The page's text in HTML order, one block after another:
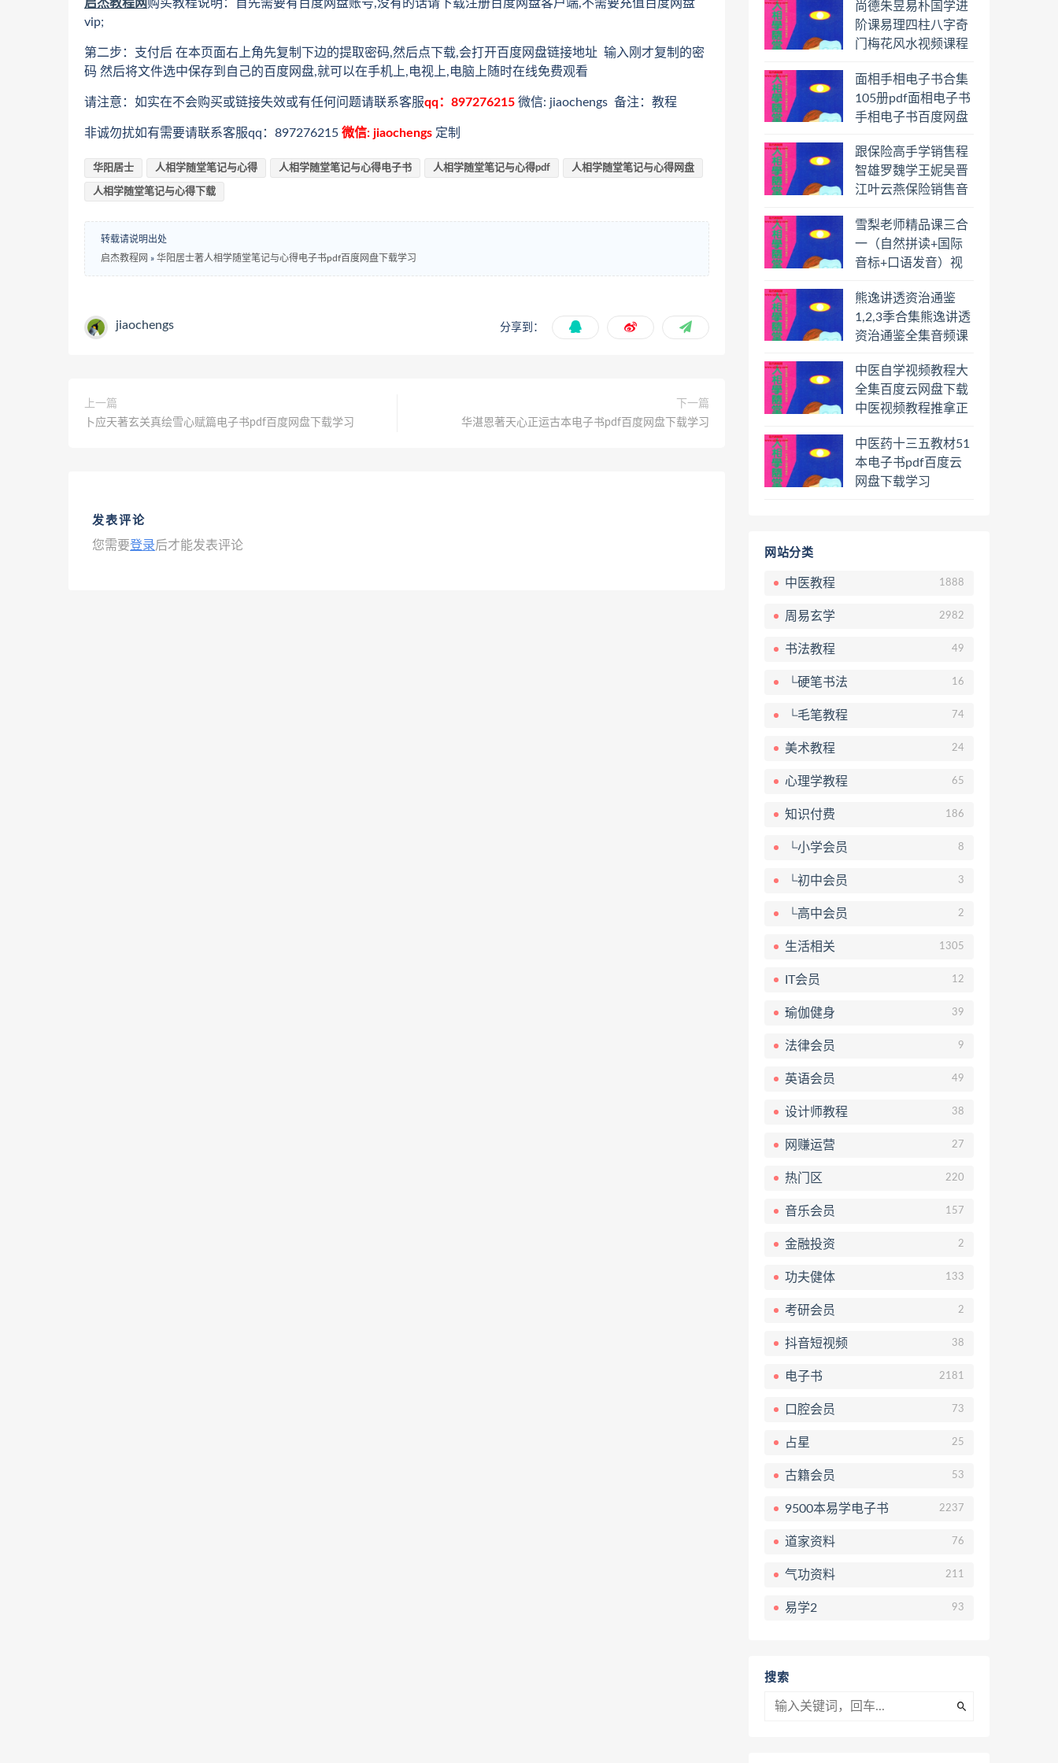
启杰教程网购买教程说明：首先需要有百度网盘账号,没有的话请下载注册百度网盘客户端,不需要充值百度网盘
vip;
第二步：支付后 在本页面右上角先复制下边的提取密码,然后点下载,会打开百度网盘链接地址 输入刚才复制的密
码 然后将文件选中保存到自己的百度网盘,就可以在手机上,电视上,电脑上随时在线免费观看
请注意：如实在不会购买或链接失效或有任何问题请联系客服qq：897276215 微信: jiaochengs 备注：教程
非诚勿扰如有需要请联系客服qq：897276215 微信: jiaochengs 定制
华阳居士 人相学随堂笔记与心得 人相学随堂笔记与心得电子书 人相学随堂笔记与心得pdf 人相学随堂笔记与心得网盘
人相学随堂笔记与心得下载
转载请说明出处
启杰教程网 » 华阳居士著人相学随堂笔记与心得电子书pdf百度网盘下载学习
jiaochengs 分享到：
上一篇
卜应天著玄关真绘雪心赋篇电子书pdf百度网盘下载学习
下一篇
华湛恩著天心正运古本电子书pdf百度网盘下载学习
发表评论
您需要登录后才能发表评论
尚德朱昱易朴国学进
阶课易理四柱八字奇
门梅花风水视频课程
学习
面相手相电子书合集
105册pdf面相电子书
手相电子书百度网盘
跟保险高手学销售程
智雄罗魏学王妮吴晋
江叶云燕保险销售音
盘下载学习
雪梨老师精品课三合
一（自然拼读+国际
音标+口语发音）视
载学习
熊逸讲透资治通鉴
1,2,3季合集熊逸讲透
资治通鉴全集音频课
一二三辑合集百度云
网盘下载学习
中医自学视频教程大
全集百度云网盘下载
中医视频教程推拿正
经络脉诊面诊舌诊手
诊私密终身会员百度
网盘共享群
中医药十三五教材51
本电子书pdf百度云
网盘下载学习
网站分类
中医教程 1888
周易玄学 2982
书法教程 49
└硬笔书法 16
└毛笔教程 74
美术教程 24
心理学教程 65
知识付费 186
└小学会员 8
└初中会员 3
└高中会员 2
生活相关 1305
IT会员 12
瑜伽健身 39
法律会员 9
英语会员 49
设计师教程 38
网赚运营 27
热门区 220
音乐会员 157
金融投资 2
功夫健体 133
考研会员 2
抖音短视频 38
电子书 2181
口腔会员 73
占星 25
古籍会员 53
9500本易学电子书 2237
道家资料 76
气功资料 211
易学2 93
搜索